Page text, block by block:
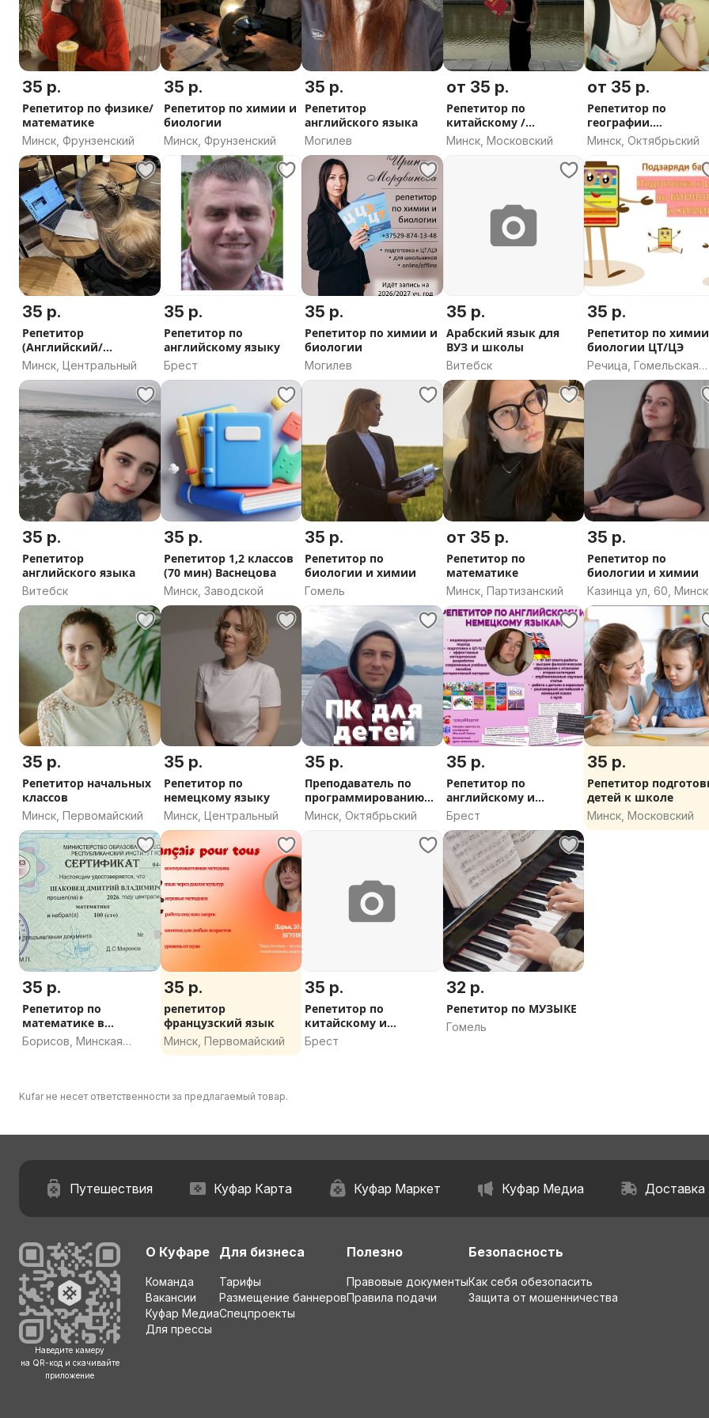
35 р.
Репетитор по физике/
математике
Минск, Фрунзенский
35 р.
Репетитор по химии и
биологии
Минск, Фрунзенский
35 р.
Репетитор
английского языка
Могилев
от 35 р.
Репетитор по
китайскому /
английскому
Минск, Московский
от 35 р.
Репетитор по
географии.
Подготовка к ЦЭ/ЦТ
Минск, Октябрьский
35 р.
Репетитор
(Английский/
китайский языки)
удаленно
Минск, Центральный
35 р.
Репетитор по
английскому языку
Брест
35 р.
Репетитор по химии и
биологии
Могилев
35 р.
Арабский язык для
ВУЗ и школы
Витебск
35 р.
Репетитор по
биологии ЦТ/ЦЭ
Речица, Гомельская
область
35 р.
Репетитор
английского языка
Витебск
35 р.
Репетитор 1,2 классов
(70 мин) Васнецова
Минск, Заводской
35 р.
Репетитор по
биологии и химии
Гомель
от 35 р.
Репетитор по
математике
Минск, Партизанский
35 р.
Репетитор по
биологии и химии
Казинца ул, 60, Минск
35 р.
Репетитор начальных
классов
Минск, Первомайский
35 р.
Репетитор по
немецкому языку
Минск, Центральный
35 р.
Преподаватель по
программированию
для детей
Минск, Октябрьский
35 р.
Репетитор по
английскому и
немецкому языкам
Брест
35 р.
Репетитор
детей к школе
Минск, Московский
35 р.
Репетитор по
математике в
Борисове (9-11 класс)
Борисов, Минская
35 р.
репетитор
французский язык
Минск, Первомайский
35 р.
Репетитор по
китайскому и
английскому
Брест
32 р.
Репетитор по МУЗЫКЕ
Гомель
Kufar не несет ответственности за предлагаемый товар.
Путешествия Куфар Карта Куфар Маркет Куфар Медиа Доставка
Наведите камеру
на QR-код и скачивайте
приложение
О Куфаре
Команда
Вакансии
Куфар Медиа
Для прессы
Для бизнеса
Тарифы
Размещение баннеров
Спецпроекты
Полезно
Правовые документы
Правила подачи
Безопасность
Как себя обезопасить
Защита от мошенничества